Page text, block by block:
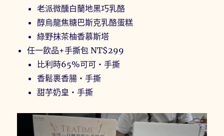
老派微醺白蘭地黑巧乳酪
醇烏龍焦糖巴斯克乳酪蛋糕
綠野抹茶柚香慕斯塔
任一飲品+手撕包 NT$299
比利時65%可可・手撕
香鬆裹香腸・手撕
甜芋奶皇・手撕